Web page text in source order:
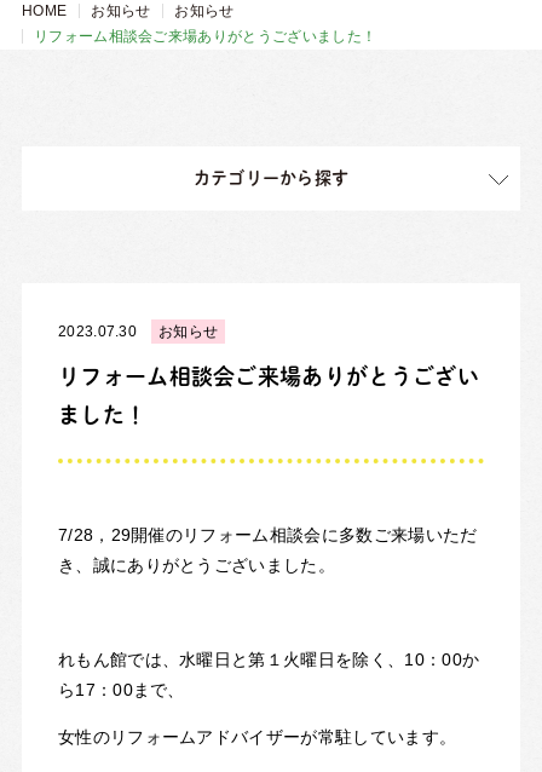
HOME お知らせ
お知らせ
リフォーム相談会ご来場ありがとうございました！
2023.07.30 お知らせ
リフォーム相談会ご来場ありがとうござい
ました！
7/28，29開催のリフォーム相談会に多数ご来場いただ
き、誠にありがとうございました。
れもん館では、水曜日と第１火曜日を除く、10：00か
ら17：00まで、
女性のリフォームアドバイザーが常駐しています。
カテゴリーから探す